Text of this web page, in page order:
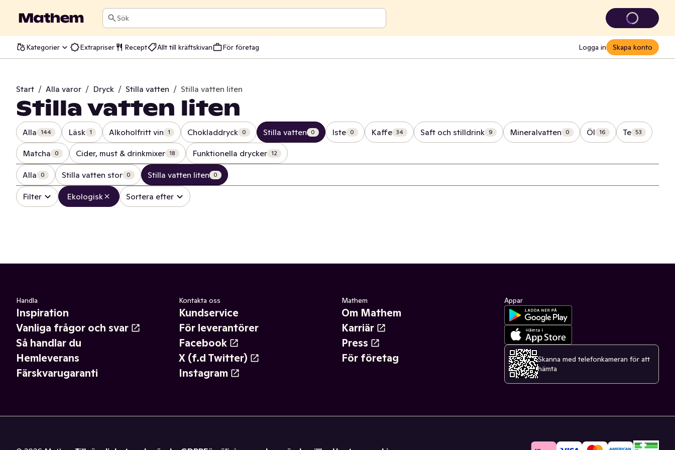
Sök
Kategorier Extrapriser Recept Allt till kräftskivan För företag Logga in Skapa konto
Start / Alla varor / Dryck / Stilla vatten / Stilla vatten liten
Stilla vatten liten
Alla 144 Läsk 1 Alkoholfritt vin 1 Chokladdryck 0 Stilla vatten 0 Iste 0 Kaffe 34 Saft och stilldrink 9 Mineralvatten 0 Öl 16 Te 53
Matcha 0 Cider, must & drinkmixer 18 Funktionella drycker 12
Alla 0 Stilla vatten stor 0 Stilla vatten liten 0
Filter Sortera efter
Ekologisk
Handla
Inspiration
Vanliga frågor och svar
Så handlar du
Hemleverans
Färskvarugaranti
Kontakta oss
Kundservice
För leverantörer
Facebook
X (f.d Twitter)
Instagram
Mathem
Om Mathem
Karriär
Press
För företag
Appar
Skanna med telefonkameran för att
hämta